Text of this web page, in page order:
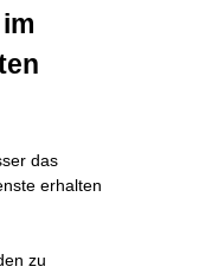
das
erhalten
zu